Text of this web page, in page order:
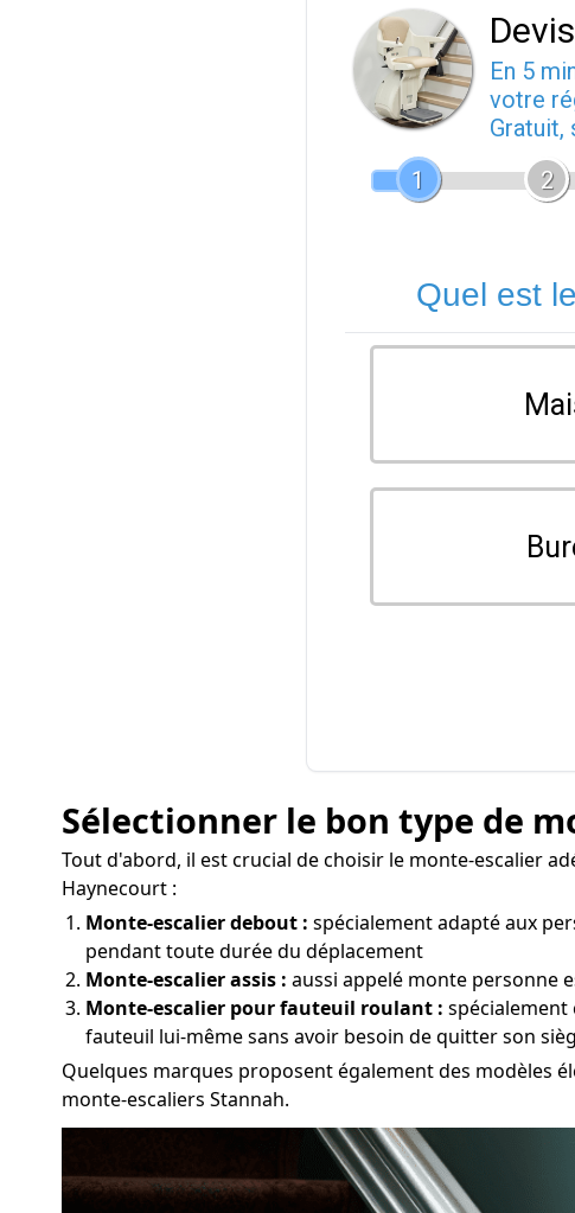
En 5
votre
Gratuit,
1
2
Quel est
Sélectionner le bon type de
Tout d'abord, il est crucial de choisir le monte-escalier
Haynecourt :
Monte-escalier debout : spécialement adapté aux
pendant toute durée du déplacement
Monte-escalier assis : aussi appelé monte personne
Monte-escalier pour fauteuil roulant :
fauteuil lui-même sans avoir besoin de quitter son
Quelques marques proposent également des modèles
monte-escaliers Stannah.